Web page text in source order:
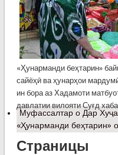
«Ҳунарманди беҳтарин»
сайёҳӣ ва ҳунарҳои
ин бора аз Хадамоти
давлатии вилояти Суғд
Муфассалтаро Дар
«Ҳунарманди беҳтарин»
Страницы